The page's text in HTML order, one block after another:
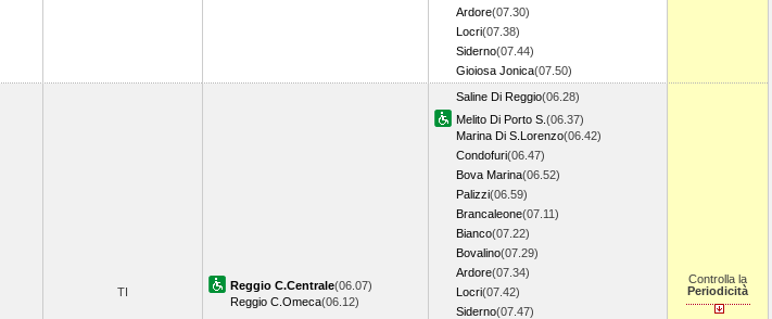
Ardore(07.30)
Locri(07.38)
Siderno(07.44)
Gioiosa Jonica(07.50)
TI Reggio C.Centrale(06.07)
Reggio C.Omeca(06.12)
Saline Di Reggio(06.28)
Melito Di Porto S. (06.37)
Marina Di S.Lorenzo(06.42)
Condofuri(06.47)
Bova Marina(06.52)
Palizzi(06.59)
Brancaleone(07.11)
Bianco(07.22)
Bovalino(07.29)
Ardore(07.34)
Locri(07.42)
Siderno(07.47)
Controlla la
Periodicità